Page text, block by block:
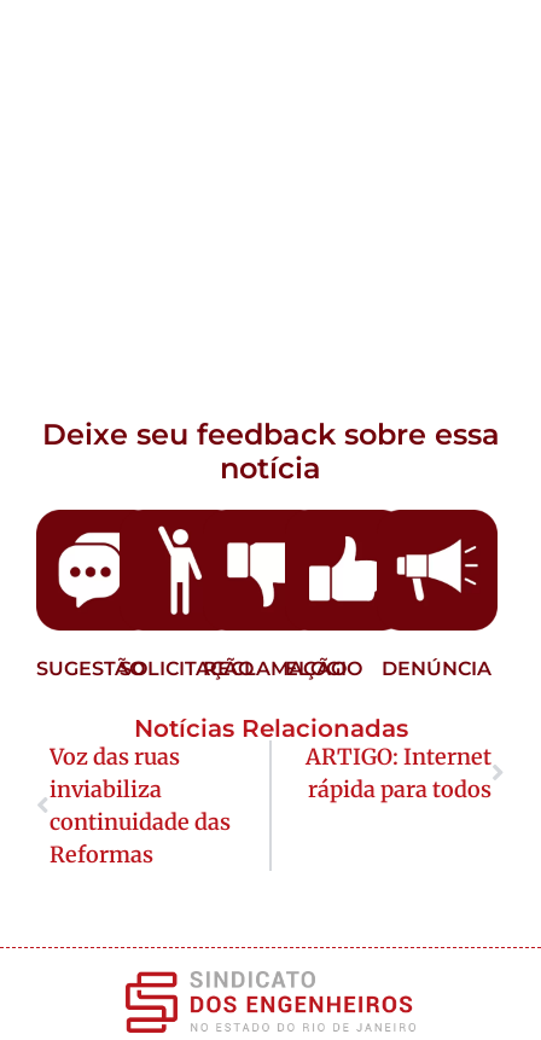
Deixe seu feedback sobre essa
notícia
SUGESTÃOSOLICITAÇÃORECLAMAÇÃO
ELOGIO DENÚNCIA
Notícias Relacionadas
Voz das ruas
inviabiliza
continuidade das
Reformas
ARTIGO: Internet
rápida para todos